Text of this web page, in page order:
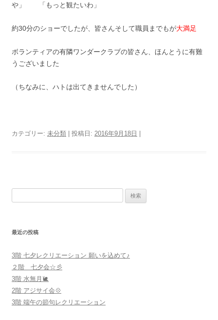
や」 「もっと観たいわ」
約30分のショーでしたが、皆さんそして職員までもが大満足
ボランティアの有隣ワンダークラブの皆さん、ほんとうに有難
うございました
（ちなみに、ハトは出てきませんでした）
カテゴリー: 未分類 | 投稿日: 2016年9月18日
最近の投稿
3階 七夕レクリエーション 願いを込めて♪
２階 七夕会☆彡
3階 水無月🐌
2階 アジサイ会💠
3階 端午の節句レクリエーション